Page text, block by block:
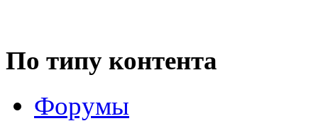
По типу контента
Форумы